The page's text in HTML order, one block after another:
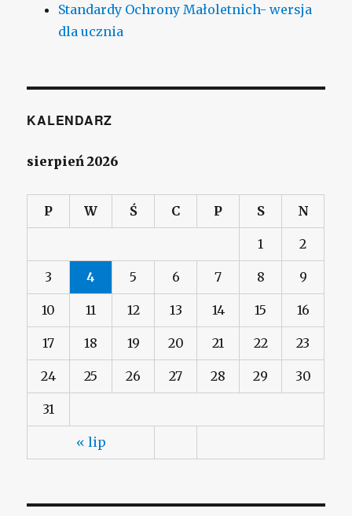
Standardy Ochrony Małoletnich- wersja
dla ucznia
KALENDARZ
sierpień 2026
P W Ś C P S N
« lip
1 2
3 4 5 6 7 8 9
10 11 12 13 14 15 16
17 18 19 20 21 22 23
24 25 26 27 28 29 30
31